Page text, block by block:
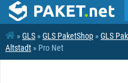
»GLS »GLS PaketShop »GLS
Altstadt » Pro Net